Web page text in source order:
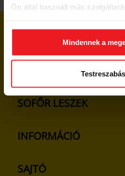
Ön által használt más
Mindennek a
Testreszabás
UTASOKNAK
SOFŐR LESZEK
INFORMÁCIÓ
SAJTÓ